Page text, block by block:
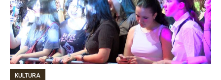
KULTURA